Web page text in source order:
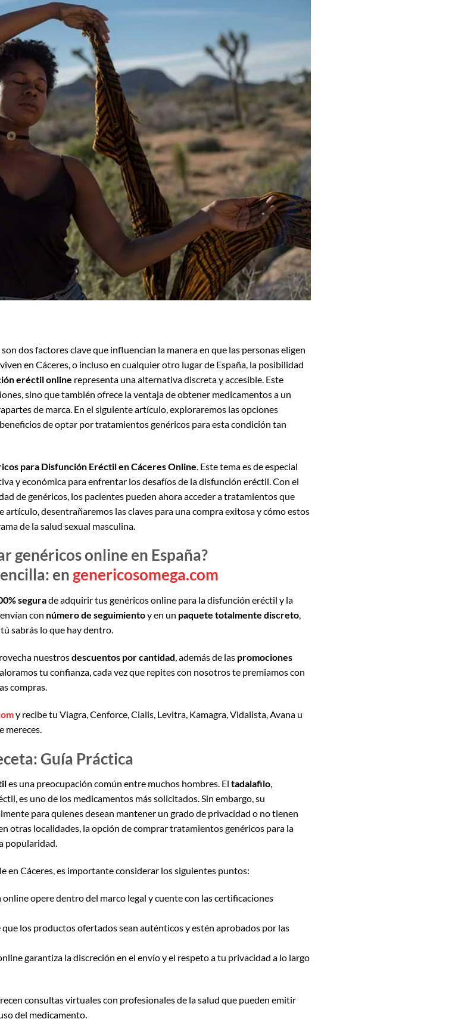
dos factores clave que influencian la manera en que las personas eligen
en Cáceres, o incluso en cualquier otro lugar de España, la posibilidad
eréctil online representa una alternativa discreta y accesible. Este
sino que también ofrece la ventaja de obtener medicamentos a un
de marca. En el siguiente artículo, exploraremos las opciones
de optar por tratamientos genéricos para esta condición tan
para Disfunción Eréctil en Cáceres Online . Este tema es de especial
y económica para enfrentar los desafíos de la disfunción eréctil. Con el
de genéricos, los pacientes pueden ahora acceder a tratamientos que
artículo, desentrañaremos las claves para una compra exitosa y cómo estos
de la salud sexual masculina.
genéricos online en España?
en genericosomega.com
segurade adquirir tus genéricos online para la disfunción eréctil y la
con número de seguimientoy en un paquete totalmente discreto,
sabrás lo que hay dentro.
nuestrosdescuentos por cantidad, además de las promociones
tu confianza, cada vez que repites con nosotros te premiamos con
compras.
y recibe tu Viagra, Cenforce, Cialis, Levitra, Kamagra, Vidalista, Avana u
mereces.
Guía Práctica
es una preocupación común entre muchos hombres. El tadalafilo,
es uno de los medicamentos más solicitados. Sin embargo, su
para quienes desean mantener un grado de privacidad o no tienen
otras localidades, la opción de comprar tratamientos genéricos para la
popularidad.
en Cáceres, es importante considerar los siguientes puntos:
opere dentro del marco legal y cuente con las certificaciones
los productos ofertados sean auténticos y estén aprobados por las
garantiza la discreción en el envío y el respeto a tu privacidad a lo largo
consultas virtuales con profesionales de la salud que pueden emitir
del medicamento.